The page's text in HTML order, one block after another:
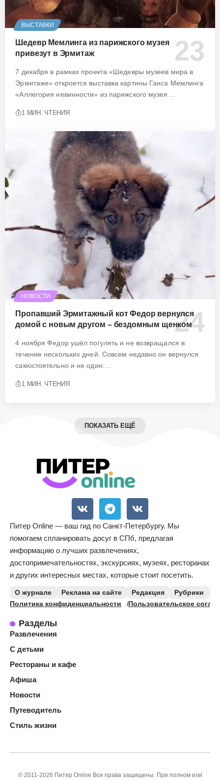
ВЫСТАВКИ
Шедевр Мемлинга из парижского музея
привезут в Эрмитаж
7 декабря в рамках проекта «Шедевры музеев мира в
Эрмитаже» откроется выставка картины Ганса Мемлинга
«Аллегория невинности» из парижского музея…
1 МИН. ЧТЕНИЯ
НОВОСТИ
Пропавший Эрмитажный кот Федор вернулся
домой с новым другом – бездомным щенком
4 ноября Федор ушёл погулять и не возвращался в
течение нескольких дней. Совсем недавно он вернулся
самостоятельно и не один:…
1 МИН. ЧТЕНИЯ
ПОКАЗАТЬ ЕЩЁ
Питер Online — ваш гид по Санкт-Петербургу. Мы
помогаем спланировать досуг в СПб, предлагая
информацию о лучших развлечениях,
достопримечательностях, экскурсиях, музеях, ресторанах
и других интересных местах, которые стоит посетить.
О журнале Реклама на сайте Редакция Рубрики
Политика конфиденциальности
Пользовательское
Разделы
Развлечения
С детьми
Рестораны и кафе
Афиша
Новости
Путеводитель
Стиль жизни
© 2011-2026 Питер Online Все права защищены. При полном или